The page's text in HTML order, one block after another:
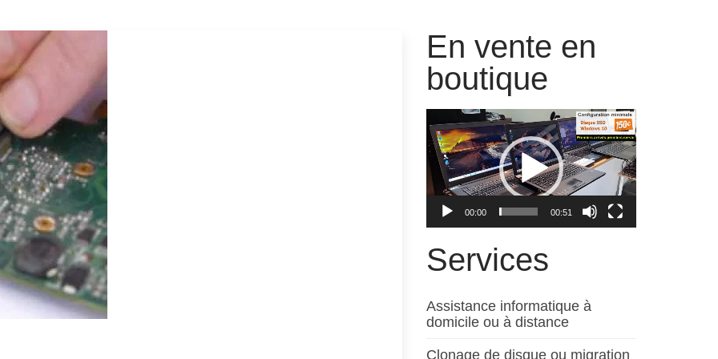
En vente en
boutique
Lecteur
vidéo
00:00 00:51
Services
Assistance informatique à
domicile ou à distance
Clonage de disque ou migration